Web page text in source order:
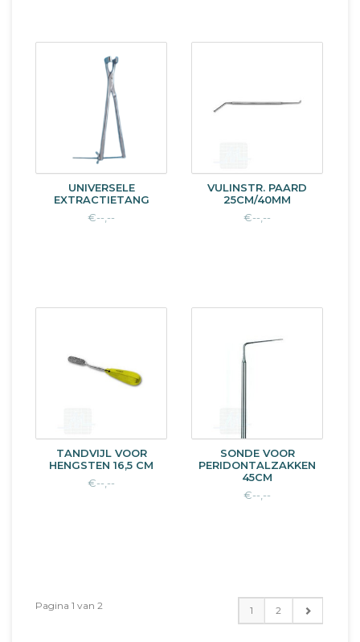
UNIVERSELE
EXTRACTIETANG
€--,--
VULINSTR. PAARD
25CM/40MM
€--,--
TANDVIJL VOOR
HENGSTEN 16,5 CM
€--,--
SONDE VOOR
PERIDONTALZAKKEN
45CM
€--,--
Pagina 1 van 2 1 2